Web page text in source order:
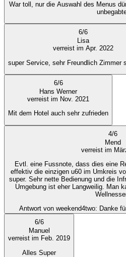
War toll, nur die Auswahl des Menus
6/6
Lisa
verreist im Apr. 2022
super Service, sehr Freundlich Zimmer
6/6
Hans Werner
verreist im Nov. 2021
Mit dem Hotel auch sehr zufrieden
4/6
Mend
verreist im
Evtl. eine Fussnote, dass dies eine
effektiv die einzigen u60 im Umkreis von 30 Km. Das
super. Sehr nette Bedienung und die
Umgebung ist eher Langweilig. Man
Antwort von weekend4two: Danke
6/6
Manuel
verreist im Feb. 2019
Alles Super